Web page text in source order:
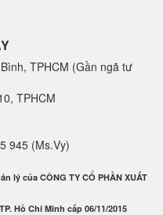
TPHCM (Gần ngã tư
TPHCM
945 (Ms.Vy)
lý của CÔNG TY CỔ PHẦN XUẤT
Hồ Chí Minh cấp 06/11/2015